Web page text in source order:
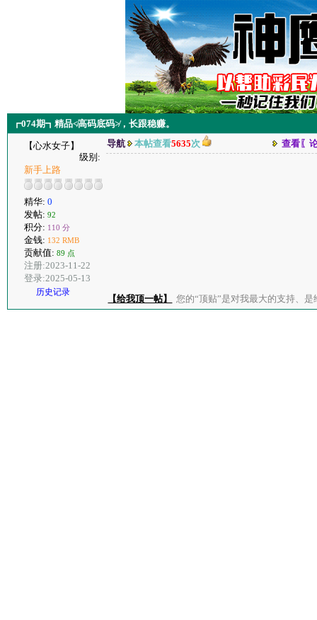
┏074期┓精品≮高码底码≯，长跟稳赚。
【心水女子】
级别:
新手上路
精华: 0
发帖: 92
积分: 110 分
金钱: 132 RMB
贡献值: 89 点
注册:2023-11-22
登录:2025-05-13
历史记录
导航 本帖查看5635次 查看〖
【给我顶一帖】 您的“顶贴”是对我最大的支持、